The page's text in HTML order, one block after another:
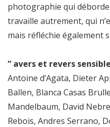
photographie qui
travaille autrement, qui
mais réfléchie également
“ avers et revers
Antoine d’Agata, Dieter
Ballen, Blanca Casas
Mandelbaum, David
Rebois, Andres Serrano,